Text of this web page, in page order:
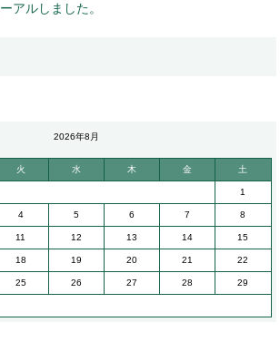
アルしました。
2026年8月
火 水 木 金 土
1
4 5 6 7 8
11 12 13 14 15
18 19 20 21 22
25 26 27 28 29